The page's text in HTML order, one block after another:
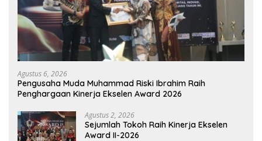
Agustus 6, 2026
Pengusaha Muda Muhammad Riski Ibrahim Raih
Penghargaan Kinerja Ekselen Award 2026
Agustus 2, 2026
Sejumlah Tokoh Raih Kinerja Ekselen
Award II-2026